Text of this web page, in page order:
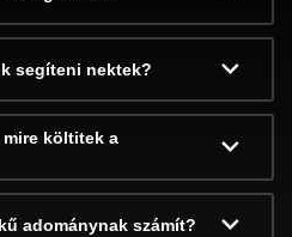
segíteni nektek?
költitek a
adománynak számít?